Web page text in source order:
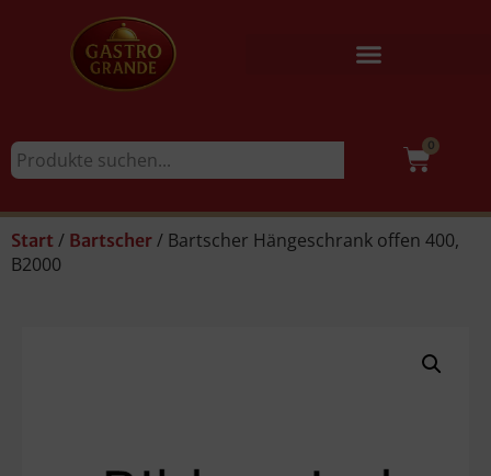
0
Start / Bartscher / Bartscher Hängeschrank offen 400,
B2000